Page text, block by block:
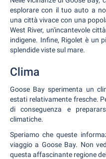
esplorare con il tuo auto a
una città vivace con una
West River, un'incantevole
indigene. Infine, Rigolet è un
splendide viste sul mare.
Clima
Goose Bay sperimenta un
estati relativamente fresche.
di conseguenza e
climatiche.
Speriamo che queste
viaggio a Goose Bay. Non
questa affascinante regione